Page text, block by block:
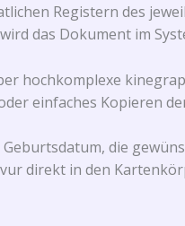
Registern des
das Dokument im
hochkomplexe
einfaches Kopieren
die
direkt in den